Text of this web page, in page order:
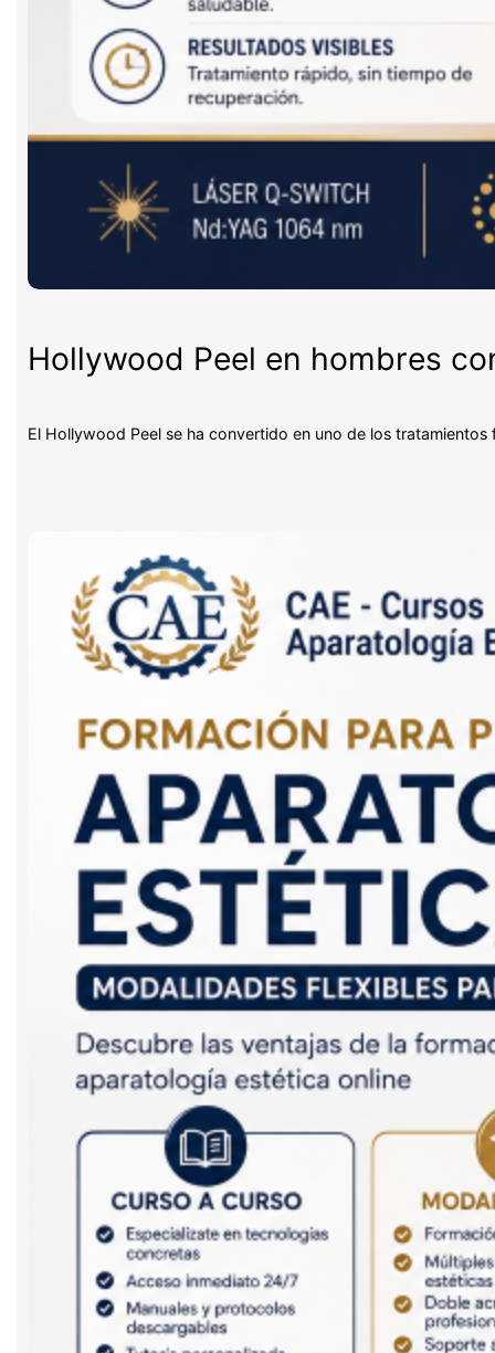
Hollywood Peel en hombres
El Hollywood Peel se ha convertido en uno de los tratamientos